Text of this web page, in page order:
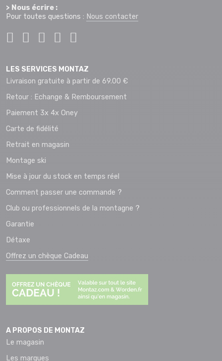
> Nous écrire :
Pour toutes questions : Nous contacter
LES SERVICES MONTAZ
Livraison gratuite à partir de 69.00 €
Retour : Echange & Remboursement
Paiement 3x 4x Oney
Carte de fidélité
Retrait en magasin
Montage ski
Mise à jour du stock en temps réel
Comment passer une commande ?
Club ou professionnels de la montagne ?
Garantie
Détaxe
Offrez un chèque Cadeau
A PROPOS DE MONTAZ
Le magasin
Les marques